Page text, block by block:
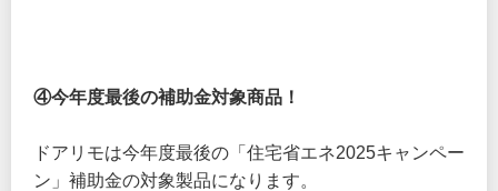
④今年度最後の補助金対象商品！
ドアリモは今年度最後の「住宅省エネ2025キャンペー
ン」補助金の対象製品になります。